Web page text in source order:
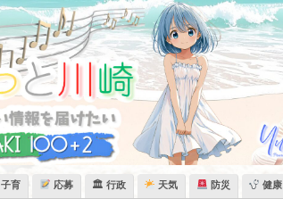
子育 応募 🏛 行政 天気 防災 健康